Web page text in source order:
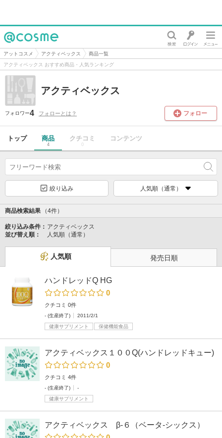
@cosme
アットコスメ アクティベックス
商品一覧
アクティベックス おすすめ商品・人気ランキング
アクティベックス
フォロワー4 フォローとは？ フォロー
トップ 商品
4
クチコミ
0
コンテンツ
絞り込み 人気順（通常）
商品検索結果 （4件）
絞り込み条件： アクティベックス
並び替え順：
人気順（通常）
人気順 発売日順
ハンドレッドQ HG
0
クチコミ 0件
- (生産終了)
2011/2/1
健康サプリメント
保健機能食品
アクティベックス１００Q(ハンドレッドキュー)
0
クチコミ 4件
- (生産終了)
-
健康サプリメント
アクティベックス β‐６（ベータ‐シックス）